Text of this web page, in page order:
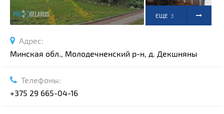
ЕЩЕ 3
Адрес:
Минская обл., Молодечненский р-н, д. Декшняны
Телефоны:
+375 29 665-04-16